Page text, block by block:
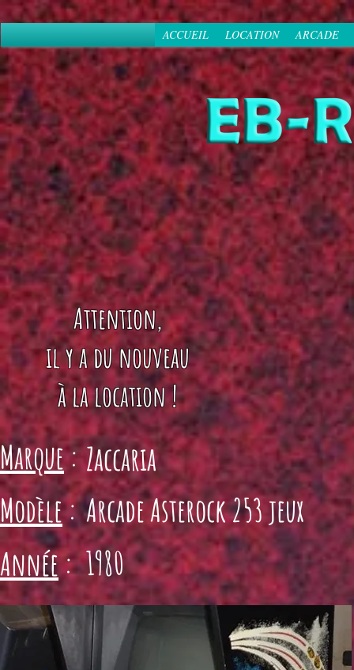
ACCUEIL LOCATION ARCADE
Attention,
il y a du nouveau
à la location !
Marque:
Modèle:
Zaccaria
Arcade Asterock 253 jeux
Année: 1980